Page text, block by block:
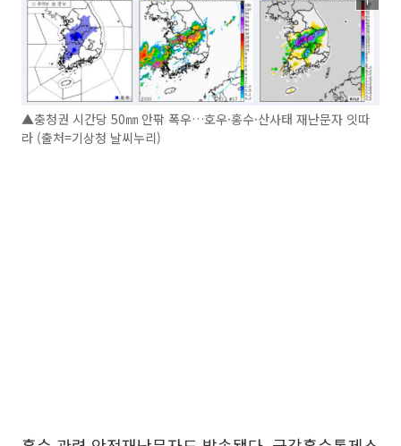
▲충청권 시간당 50㎜ 안팎 폭우…호우·홍수·산사태 재난문자 잇따
라 (출처=기상청 날씨누리)